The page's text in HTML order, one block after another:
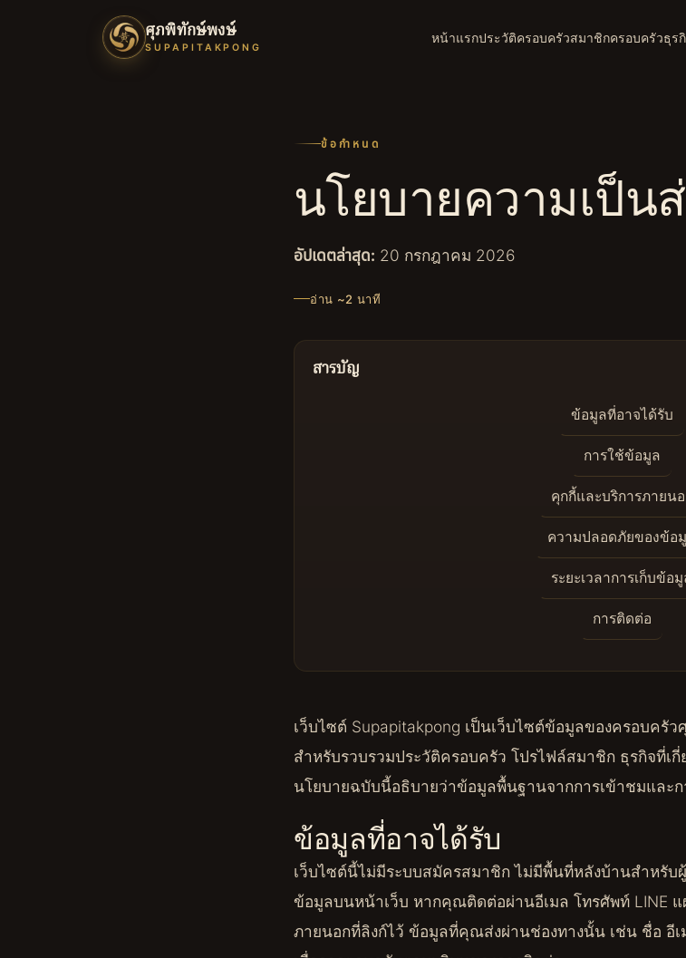
ศุภพิทักษ์พงษ์
SUPAPITAKPONG
หน้าแรกประวัติครอบครัวสมาชิกครอบครัวธุร
ข้อกำหนด
นโยบายความเป็น
อัปเดตล่าสุด: 20 กรกฎาคม 2026
อ่าน ~2 นาที
สารบัญ
ข้อมูลที่อาจได้รับ
การใช้ข้อมูล
คุกกี้และบริการภายน
ความปลอดภัยของข้อ
ระยะเวลาการเก็บข้อ
การติดต่อ
เว็บไซต์ Supapitakpong เป็นเว็บไซต์ข้อมูลของครอบครั
สำหรับรวบรวมประวัติครอบครัว โปรไฟล์สมาชิก ธุรกิจที่เกี่
นโยบายฉบับนี้อธิบายว่าข้อมูลพื้นฐานจากการเข้าชมและก
ข้อมูลที่อาจได้รับ
เว็บไซต์นี้ไม่มีระบบสมัครสมาชิก ไม่มีพื้นที่หลังบ้านสำหรับ
ข้อมูลบนหน้าเว็บ หากคุณติดต่อผ่านอีเมล โทรศัพท์ LINE แ
ภายนอกที่ลิงก์ไว้ ข้อมูลที่คุณส่งผ่านช่องทางนั้น เช่น ชื่อ อีเ